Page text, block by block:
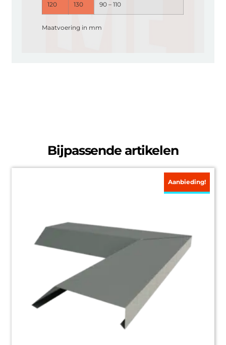
120 130 90 – 110
Maatvoering in mm
Bijpassende artikelen
Aanbieding!